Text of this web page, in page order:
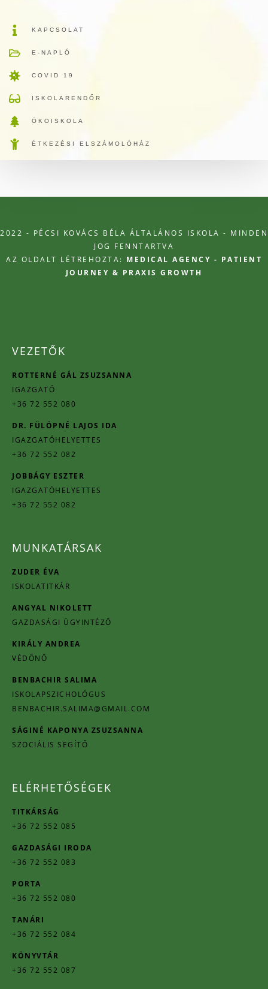
KAPCSOLAT
E-NAPLÓ
COVID 19
ISKOLARENDŐR
ÖKOISKOLA
ÉTKEZÉSI ELSZÁMOLÓHÁZ
2022 - PÉCSI KOVÁCS BÉLA ÁLTALÁNOS ISKOLA - MINDEN
JOG FENNTARTVA
AZ OLDALT LÉTREHOZTA: MEDICAL AGENCY - PATIENT
JOURNEY & PRAXIS GROWTH
VEZETŐK
ROTTERNÉ GÁL ZSUZSANNA
IGAZGATÓ
+36 72 552 080
DR. FÜLÖPNÉ LAJOS IDA
IGAZGATÓHELYETTES
+36 72 552 082
JOBBÁGY ESZTER
IGAZGATÓHELYETTES
+36 72 552 082
MUNKATÁRSAK
ZUDER ÉVA
ISKOLATITKÁR
ANGYAL NIKOLETT
GAZDASÁGI ÜGYINTÉZŐ
KIRÁLY ANDREA
VÉDŐNŐ
BENBACHIR SALIMA
ISKOLAPSZICHOLÓGUS
BENBACHIR.SALIMA@GMAIL.COM
SÁGINÉ KAPONYA ZSUZSANNA
SZOCIÁLIS SEGÍTŐ
ELÉRHETŐSÉGEK
TITKÁRSÁG
+36 72 552 085
GAZDASÁGI IRODA
+36 72 552 083
PORTA
+36 72 552 080
TANÁRI
+36 72 552 084
KÖNYVTÁR
+36 72 552 087